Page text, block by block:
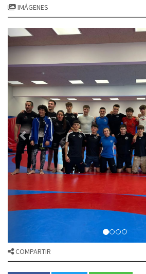
IMÁGENES
COMPARTIR